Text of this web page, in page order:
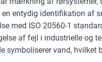
entydig identifikation af
med ISO 20560-1
af fejl i industrielle og
symboliserer vand, hvilket